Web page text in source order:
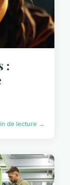
:
de lecture →